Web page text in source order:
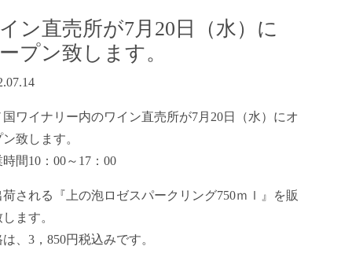
ン直売所が7月20日（水）に
プン致します。
国ワイナリー内のワイン直売所が7月20日（水）にオ
致します。
間10：00～17：00
荷される『上の泡ロゼスパークリング750ｍｌ』を販
ます。
、3，850円税込みです。